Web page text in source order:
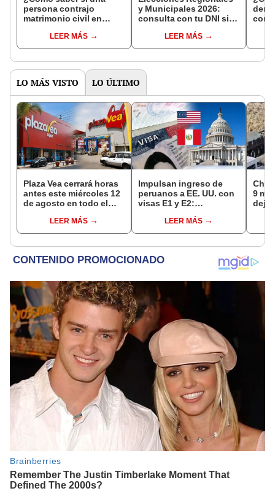
persona contrajo
matrimonio civil en
LEER MÁS
y Municipales 2026:
consulta con tu DNI si
de mesa para este 4 de
octubre en el link oficial
LEER MÁS
con
LO MÁS VISTO LO ÚLTIMO
Plaza Vea cerrará horas
antes este miércoles 12
de agosto en todo el
hasta las 7 p.m.
LEER MÁS
Impulsan ingreso de
peruanos a EE. UU. con
visas E1 y E2:
pymes serían los más
beneficiados
LEER MÁS
9
deja